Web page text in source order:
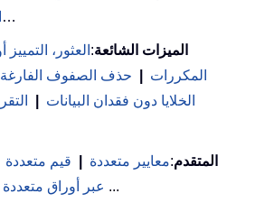
…
الميزات الشائعة: العثور،
المكررات
حذف الصفوف الفارغة
الخلايا دون فقدان البيانات
بحث VLookup المتقدم:معايير متعددة قيم متعددة
عبر أوراق متعددة ...